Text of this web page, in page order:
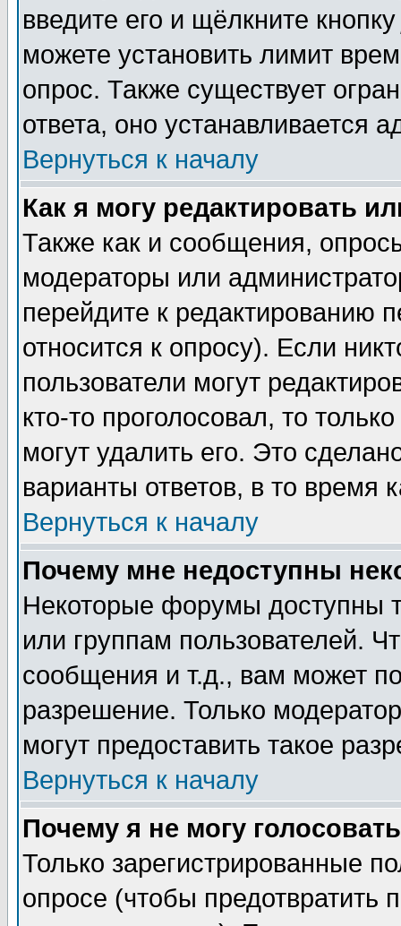
введите его и щёлкните
можете установить лимит
опрос. Также существует
ответа, оно устанавливается
Вернуться к началу
Как я могу редактировать
Также как и сообщения,
модераторы или
перейдите к редактированию
относится к опросу). Если
пользователи могут
кто-то проголосовал, то
могут удалить его. Это
варианты ответов, в то время
Вернуться к началу
Почему мне недоступны
Некоторые форумы доступны
или группам пользователей.
сообщения и т.д., вам может
разрешение. Только
могут предоставить такое
Вернуться к началу
Почему я не могу
Только зарегистрированные
опросе (чтобы предотвратить